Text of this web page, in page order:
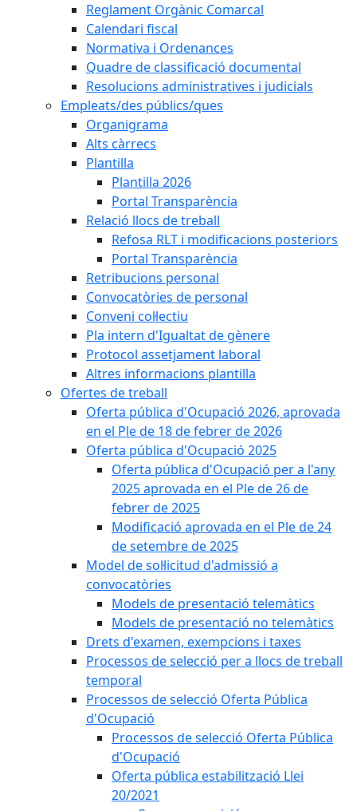
Reglament Orgànic Comarcal
Calendari fiscal
Normativa i Ordenances
Quadre de classificació documental
Resolucions administratives i judicials
Empleats/des públics/ques
Organigrama
Alts càrrecs
Plantilla
Plantilla 2026
Portal Transparència
Relació llocs de treball
Refosa RLT i modificacions posteriors
Portal Transparència
Retribucions personal
Convocatòries de personal
Conveni col·lectiu
Pla intern d'Igualtat de gènere
Protocol assetjament laboral
Altres informacions plantilla
Ofertes de treball
Oferta pública d'Ocupació 2026, aprovada
en el Ple de 18 de febrer de 2026
Oferta pública d'Ocupació 2025
Oferta pública d'Ocupació per a l'any
2025 aprovada en el Ple de 26 de
febrer de 2025
Modificació aprovada en el Ple de 24
de setembre de 2025
Model de sol·licitud d'admissió a
convocatòries
Models de presentació telemàtics
Models de presentació no telemàtics
Drets d'examen, exempcions i taxes
Processos de selecció per a llocs de treball
temporal
Processos de selecció Oferta Pública
d'Ocupació
Processos de selecció Oferta Pública
d'Ocupació
Oferta pública estabilització Llei
20/2021